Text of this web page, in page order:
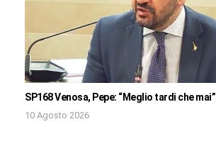
SP168 Venosa, Pepe: “Meglio tardi che mai”
10 Agosto 2026